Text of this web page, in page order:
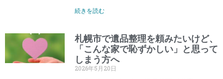
続きを読む
札幌市で遺品整理を頼みたいけど、
「こんな家で恥ずかしい」と思って
しまう方へ
2026年5月20日